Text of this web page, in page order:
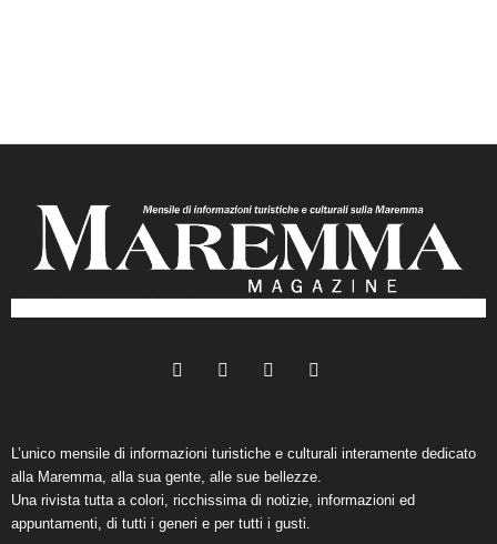
L’unico mensile di informazioni turistiche e culturali interamente dedicato
alla Maremma, alla sua gente, alle sue bellezze.
Una rivista tutta a colori, ricchissima di notizie, informazioni ed
appuntamenti, di tutti i generi e per tutti i gusti.